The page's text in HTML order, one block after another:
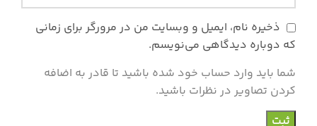
ذخیره نام، ایمیل و وبسایت من در مرورگر برای زمانی
که دوباره دیدگاهی می‌نویسم.
شما باید وارد حساب خود شده باشید تا قادر به اضافه
کردن تصاویر در نظرات باشید.